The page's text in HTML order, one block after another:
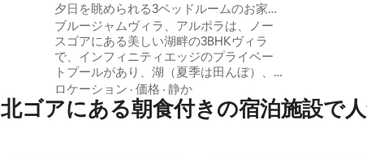
夕日を眺められる3ベッドルームのお家｜
専用プール
ブルージャムヴィラ、アルポラは、ノー
スゴアにある美しい湖畔の3BHKヴィラ
で、インフィニティエッジのプライベー
トプールがあり、湖（夏季は田んぼ）、
森、夕日を眺めることができます。 バガ
まで5分、アンジュナとカラングートまで
10分 スタイリッシュなインテリア、設備
ロケーション · 価格 · 静か
北ゴアにある朝食付きの宿泊施設で